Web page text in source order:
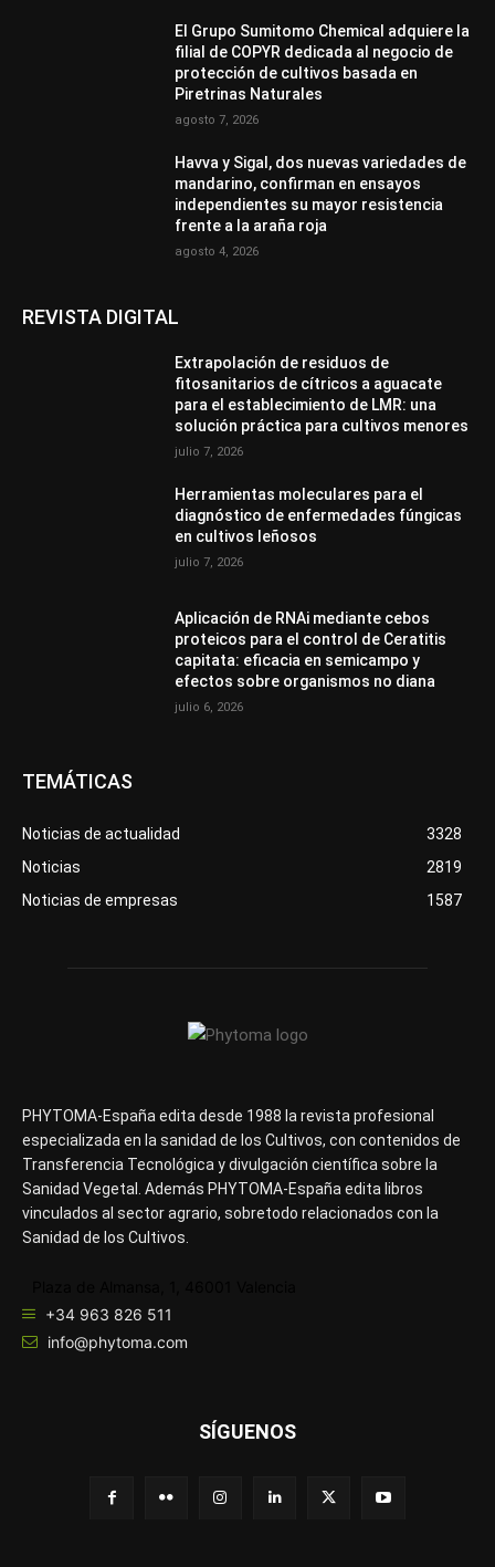
El Grupo Sumitomo Chemical adquiere la
filial de COPYR dedicada al negocio de
protección de cultivos basada en
Piretrinas Naturales
agosto 7, 2026
Havva y Sigal, dos nuevas variedades de
mandarino, confirman en ensayos
independientes su mayor resistencia
frente a la araña roja
agosto 4, 2026
REVISTA DIGITAL
Extrapolación de residuos de
fitosanitarios de cítricos a aguacate
para el establecimiento de LMR: una
solución práctica para cultivos menores
julio 7, 2026
Herramientas moleculares para el
diagnóstico de enfermedades fúngicas
en cultivos leñosos
julio 7, 2026
Aplicación de RNAi mediante cebos
proteicos para el control de Ceratitis
capitata: eficacia en semicampo y
efectos sobre organismos no diana
julio 6, 2026
TEMÁTICAS
Noticias de actualidad
3328
Noticias
2819
Noticias de empresas
1587
PHYTOMA-España edita desde 1988 la revista profesional
especializada en la sanidad de los Cultivos, con contenidos de
Transferencia Tecnológica y divulgación científica sobre la
Sanidad Vegetal. Además PHYTOMA-España edita libros
vinculados al sector agrario, sobretodo relacionados con la
Sanidad de los Cultivos.
+34 963 826 511
info@phytoma.com
SÍGUENOS